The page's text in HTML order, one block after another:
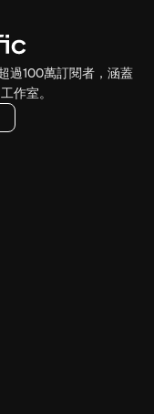
過100萬訂閱者，涵蓋
作室。